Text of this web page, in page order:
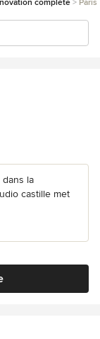
complète Paris
la
castille met